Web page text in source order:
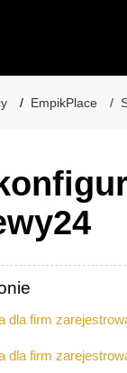
EmpikPlace
dla firm
dla firm